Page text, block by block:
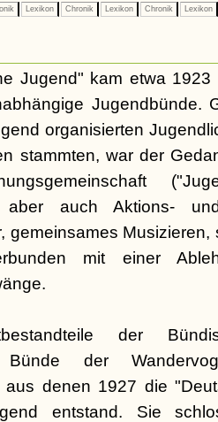
Lexikon Chronik Lexikon Chronik Lexikon
Jugend" kam etwa
Jugendbünde.
organisierten
stammten, war der
aber auch Aktions-
gemeinsames
mit einer
der
der
aus denen 1927 die
entstand. Sie